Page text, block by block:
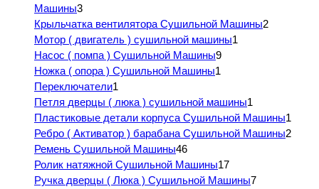
Машины3
Крыльчатка вентилятора Сушильной Машины2
Мотор ( двигатель ) сушильной машины1
Насос ( помпа ) Сушильной Машины9
Ножка ( опора ) Сушильной Машины1
Переключатели1
Петля дверцы ( люка ) сушильной машины1
Пластиковые детали корпуса Сушильной Машины1
Ребро ( Активатор ) барабана Сушильной Машины2
Ремень Сушильной Машины46
Ролик натяжной Сушильной Машины17
Ручка дверцы ( Люка ) Сушильной Машины7